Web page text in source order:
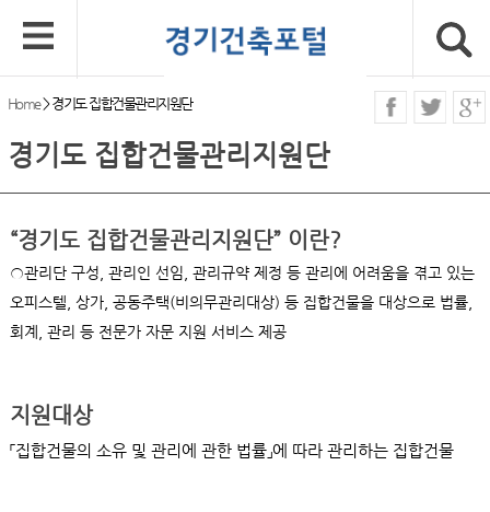
Home>경기도 집합건물관리지원단
경기도 집합건물관리지원단
“경기도 집합건물관리지원단” 이란?
관리단 구성, 관리인 선임, 관리규약 제정 등 관리에 어려움을 겪고 있는
오피스텔, 상가, 공동주택(비의무관리대상) 등 집합건물을 대상으로 법률,
회계, 관리 등 전문가 자문 지원 서비스 제공
지원대상
「집합건물의 소유 및 관리에 관한 법률」에 따라 관리하는 집합건물